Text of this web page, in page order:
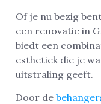
Of je nu bezig
een renovatie in
biedt een
esthetiek die je
uitstraling geeft.
Door de